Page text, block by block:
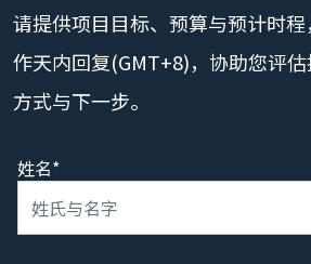
请提供项目目标、预算与预计时
作天内回复(GMT+8)，协助您评
方式与下一步。
姓名*